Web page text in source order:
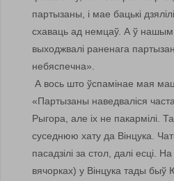
партызаны, і мае бацькі
схаваць ад немцаў. А ў
выходжвалі раненага
небяспечна».
А вось што ўспамінае мая
«Партызаны наведваліся
Рыгора, але іх не пакармілі.
суседнюю хату да Вінцука.
пасадзілі за стол, далі есці.
вячорках) у Вінцука тады быў